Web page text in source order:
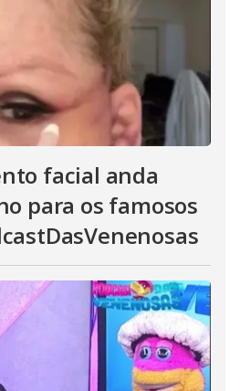
facial anda
para os famosos